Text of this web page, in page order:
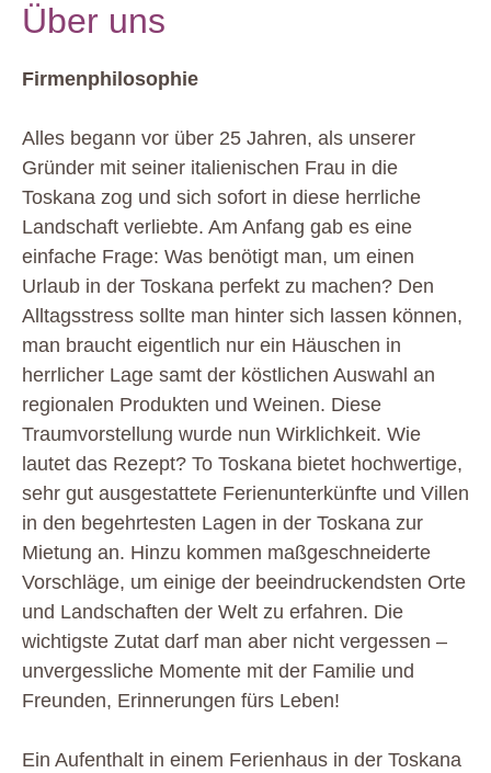
Über uns
Firmenphilosophie
Alles begann vor über 25 Jahren, als unserer
Gründer mit seiner italienischen Frau in die
Toskana zog und sich sofort in diese herrliche
Landschaft verliebte. Am Anfang gab es eine
einfache Frage: Was benötigt man, um einen
Urlaub in der Toskana perfekt zu machen? Den
Alltagsstress sollte man hinter sich lassen können,
man braucht eigentlich nur ein Häuschen in
herrlicher Lage samt der köstlichen Auswahl an
regionalen Produkten und Weinen. Diese
Traumvorstellung wurde nun Wirklichkeit. Wie
lautet das Rezept? To Toskana bietet hochwertige,
sehr gut ausgestattete Ferienunterkünfte und Villen
in den begehrtesten Lagen in der Toskana zur
Mietung an. Hinzu kommen maßgeschneiderte
Vorschläge, um einige der beeindruckendsten Orte
und Landschaften der Welt zu erfahren. Die
wichtigste Zutat darf man aber nicht vergessen –
unvergessliche Momente mit der Familie und
Freunden, Erinnerungen fürs Leben!
Ein Aufenthalt in einem Ferienhaus in der Toskana